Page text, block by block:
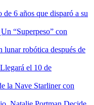
6 años que disparó a su
“Superpeso” con
lunar robótica después de
el 10 de
la Nave Starliner con